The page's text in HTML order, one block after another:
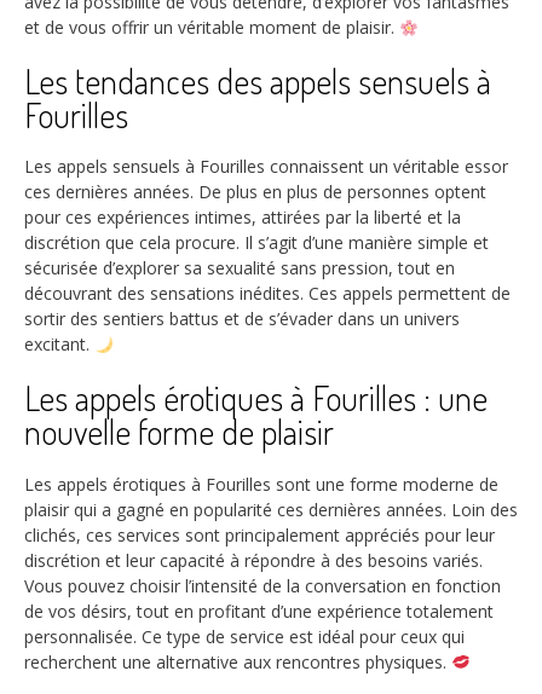
et de vous offrir un véritable moment de plaisir.
Les tendances des appels sensuels à
Fourilles
Les appels sensuels à Fourilles connaissent un véritable essor
ces dernières années. De plus en plus de personnes optent
pour ces expériences intimes, attirées par la liberté et la
discrétion que cela procure. Il s’agit d’une manière simple et
sécurisée d’explorer sa sexualité sans pression, tout en
découvrant des sensations inédites. Ces appels permettent de
sortir des sentiers battus et de s’évader dans un univers
excitant.
Les appels érotiques à Fourilles : une
nouvelle forme de plaisir
Les appels érotiques à Fourilles sont une forme moderne de
plaisir qui a gagné en popularité ces dernières années. Loin des
clichés, ces services sont principalement appréciés pour leur
discrétion et leur capacité à répondre à des besoins variés.
Vous pouvez choisir l’intensité de la conversation en fonction
de vos désirs, tout en profitant d’une expérience totalement
personnalisée. Ce type de service est idéal pour ceux qui
recherchent une alternative aux rencontres physiques.